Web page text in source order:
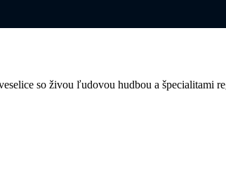
so živou ľudovou hudbou a špecialitami